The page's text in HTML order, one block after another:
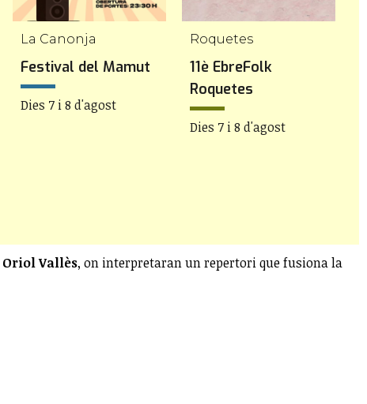
La Canonja
Festival del Mamut
Dies 7 i 8 d'agost
Roquetes
11è EbreFolk
Roquetes
Dies 7 i 8 d'agost
Oriol Vallès, on interpretaran un repertori que fusiona la